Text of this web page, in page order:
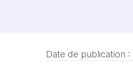
Date de publication :